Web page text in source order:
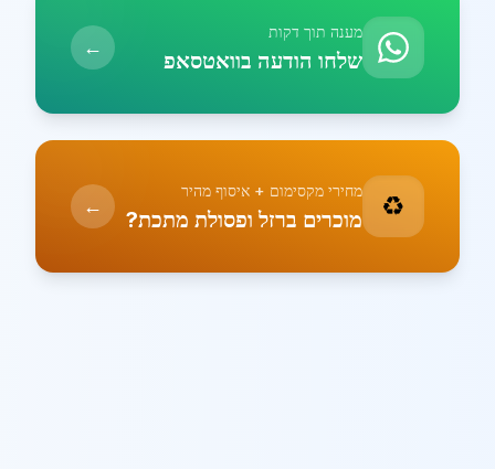
מענה תוך דקות
שלחו הודעה בוואטסאפ ←
♻️ מחירי מקסימום + איסוף מהיר
מוכרים ברזל ופסולת מתכת? ←